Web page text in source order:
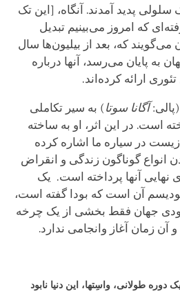
سلولی پدید آمدند. آنگاه، [این تک
که امروز می‌بینیم تبدیل
که، بعد از بیلیون‌ها سال
پایان می‌رسد، آنها درباره
ارائه کرده‌اند.
(پالی:آگانا سوتا ) به سیر تکاملی
است. در این اثر، او به ساخته
در سیاره ما اشاره کرده
انواع گوناگون زندگی و انقراض
نهایی آنها پرداخته است. یک
آن است که بودا گفته است،
جهان فقط بخشی از یک چرخه
زمان آغاز وانجامی ندارد.
دوره طولانی، واسِتها، این دنیا نابود